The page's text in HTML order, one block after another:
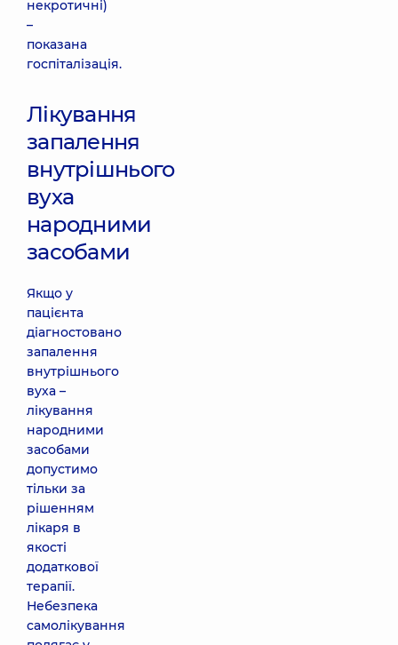
некротичні)
–
показана
госпіталізація.
Лікування
запалення
внутрішнього
вуха
народними
засобами
Якщо у
пацієнта
діагностовано
запалення
внутрішнього
вуха –
лікування
народними
засобами
допустимо
тільки за
рішенням
лікаря в
якості
додаткової
терапії.
Небезпека
самолікування